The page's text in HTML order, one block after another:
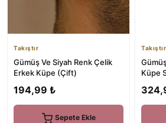
Takıştır
Gümüş Ve Siyah Renk Çelik
Erkek Küpe (Çift)
194,99 ₺
Sepete Ekle
Takıştır
Küpe